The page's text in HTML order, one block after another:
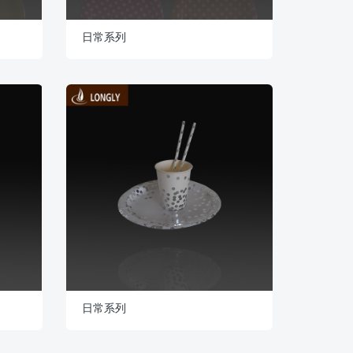
日常系列
日常系列